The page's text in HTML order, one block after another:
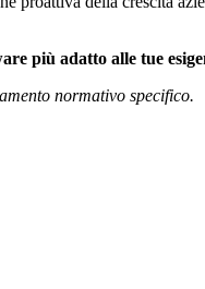
più adatto alle tue
normativo specifico.